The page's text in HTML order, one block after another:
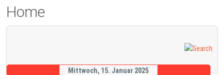
Home
Mittwoch, 15. Januar 2025